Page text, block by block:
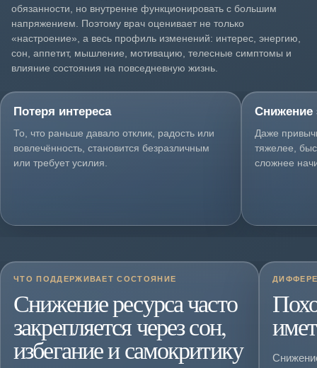
обязанности, но внутренне функционировать с большим
напряжением. Поэтому врач оценивает не только
«настроение», а весь профиль изменений: интерес, энергию,
сон, аппетит, мышление, мотивацию, телесные симптомы и
влияние состояния на повседневную жизнь.
Потеря интереса
То, что раньше давало отклик, радость или
вовлечённость, становится безразличным
или требует усилия.
Снижение
Даже
тяжелее,
сложнее
ЧТО ПОДДЕРЖИВАЕТ СОСТОЯНИЕ
Снижение ресурса часто
закрепляется через сон,
избегание и самокритику